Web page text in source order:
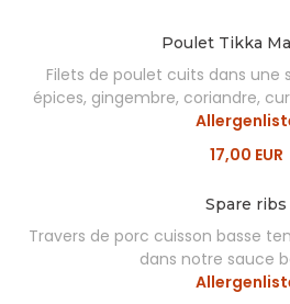
Poulet Tikka
Filets de poulet cuits dans une
épices, gingembre, coriandre,
17,00 EUR
Spare ribs
Travers de porc cuisson basse
dans notre sauce